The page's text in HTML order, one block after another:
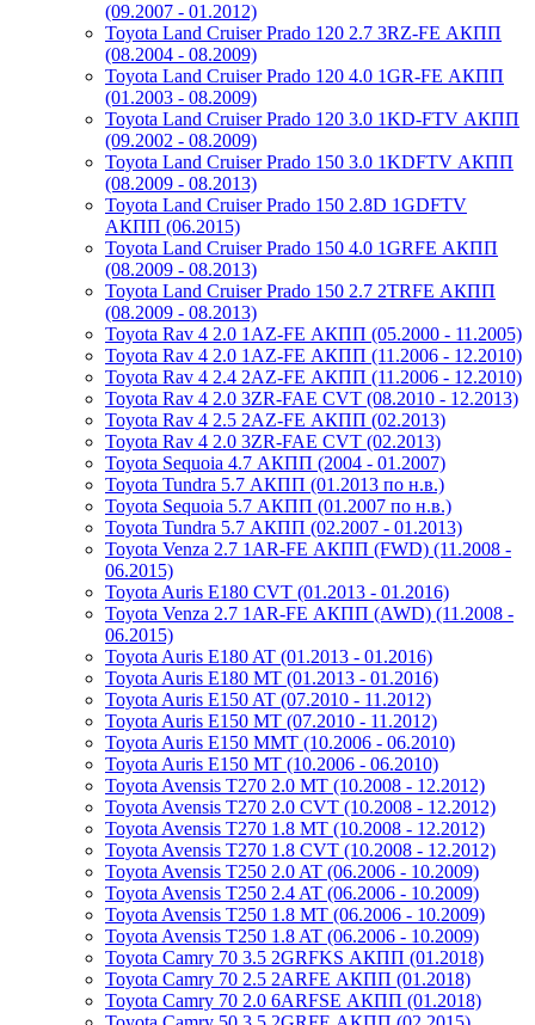
(09.2007 - 01.2012)
Toyota Land Cruiser Prado 120 2.7 3RZ-FE АКПП
(08.2004 - 08.2009)
Toyota Land Cruiser Prado 120 4.0 1GR-FE АКПП
(01.2003 - 08.2009)
Toyota Land Cruiser Prado 120 3.0 1KD-FTV АКПП
(09.2002 - 08.2009)
Toyota Land Cruiser Prado 150 3.0 1KDFTV АКПП
(08.2009 - 08.2013)
Toyota Land Cruiser Prado 150 2.8D 1GDFTV
АКПП (06.2015)
Toyota Land Cruiser Prado 150 4.0 1GRFE АКПП
(08.2009 - 08.2013)
Toyota Land Cruiser Prado 150 2.7 2TRFE АКПП
(08.2009 - 08.2013)
Toyota Rav 4 2.0 1AZ-FE АКПП (05.2000 - 11.2005)
Toyota Rav 4 2.0 1AZ-FE АКПП (11.2006 - 12.2010)
Toyota Rav 4 2.4 2AZ-FE АКПП (11.2006 - 12.2010)
Toyota Rav 4 2.0 3ZR-FAE CVT (08.2010 - 12.2013)
Toyota Rav 4 2.5 2AZ-FE АКПП (02.2013)
Toyota Rav 4 2.0 3ZR-FAE CVT (02.2013)
Toyota Sequoia 4.7 АКПП (2004 - 01.2007)
Toyota Tundra 5.7 АКПП (01.2013 по н.в.)
Toyota Sequoia 5.7 АКПП (01.2007 по н.в.)
Toyota Tundra 5.7 АКПП (02.2007 - 01.2013)
Toyota Venza 2.7 1AR-FE АКПП (FWD) (11.2008 -
06.2015)
Toyota Auris E180 CVT (01.2013 - 01.2016)
Toyota Venza 2.7 1AR-FE АКПП (AWD) (11.2008 -
06.2015)
Toyota Auris E180 AT (01.2013 - 01.2016)
Toyota Auris E180 MT (01.2013 - 01.2016)
Toyota Auris E150 AT (07.2010 - 11.2012)
Toyota Auris E150 MT (07.2010 - 11.2012)
Toyota Auris E150 MMT (10.2006 - 06.2010)
Toyota Auris E150 MT (10.2006 - 06.2010)
Toyota Avensis T270 2.0 MT (10.2008 - 12.2012)
Toyota Avensis T270 2.0 CVT (10.2008 - 12.2012)
Toyota Avensis T270 1.8 MT (10.2008 - 12.2012)
Toyota Avensis T270 1.8 CVT (10.2008 - 12.2012)
Toyota Avensis T250 2.0 AT (06.2006 - 10.2009)
Toyota Avensis T250 2.4 AT (06.2006 - 10.2009)
Toyota Avensis T250 1.8 MT (06.2006 - 10.2009)
Toyota Avensis T250 1.8 AT (06.2006 - 10.2009)
Toyota Camry 70 3.5 2GRFKS АКПП (01.2018)
Toyota Camry 70 2.5 2ARFE АКПП (01.2018)
Toyota Camry 70 2.0 6ARFSE АКПП (01.2018)